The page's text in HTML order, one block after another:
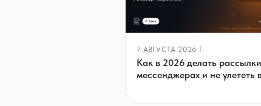
7 АВГУСТА 2026 Г.
Как в 2026 делать
мессенджерах и не улететь